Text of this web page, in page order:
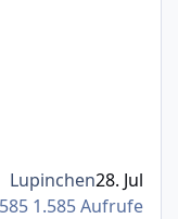
1.585 Aufrufe
Lupinchen28. Jul